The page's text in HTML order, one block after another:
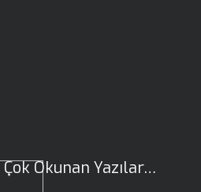
Okunan Yazılar…